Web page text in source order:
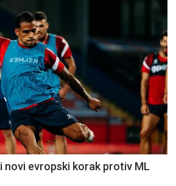
novi evropski korak protiv ML